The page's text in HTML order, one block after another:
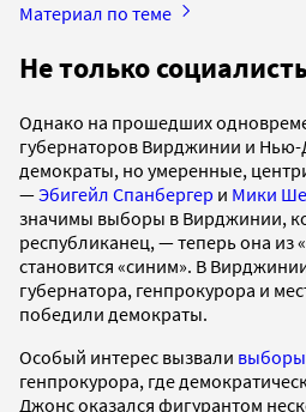
Материал по теме
Не только
Однако на прошедших
губернаторов Вирджинии и
демократы, но умеренные,
—Эбигейл Спанбергер и Мики
значимы выборы в Вирджинии,
республиканец, — теперь она из
становится «синим». В
губернатора, генпрокурора и
победили демократы.
Особый интерес вызвали выборы
генпрокурора, где
Джонс оказался фигурантом